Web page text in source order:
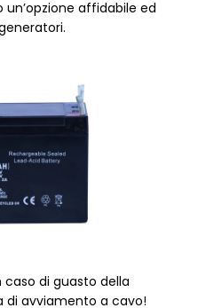
affidabile ed
di guasto della
di avviamento a cavo!